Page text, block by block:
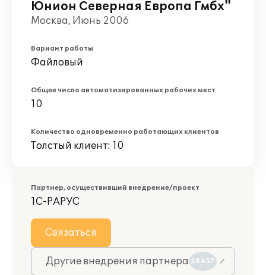
Юнион Северная Европа Гмбх"
Москва, Июнь 2006
Вариант работы
Файловый
Общее число автоматизированных рабочих мест
10
Количество одновременно работающих клиентов
Толстый клиент: 10
Партнер, осуществивший внедрение/проект
1С-РАРУС
Связаться
Другие внедрения партнера 28457